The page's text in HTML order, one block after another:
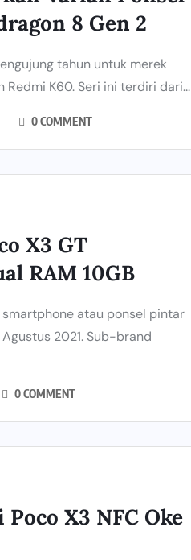
8 Gen 2
tahun untuk merek
K60. Seri ini terdiri dari...
0 COMMENT
X3 GT
RAM 10GB
smartphone atau ponsel pintar
2021. Sub-brand
0 COMMENT
X3 NFC Oke